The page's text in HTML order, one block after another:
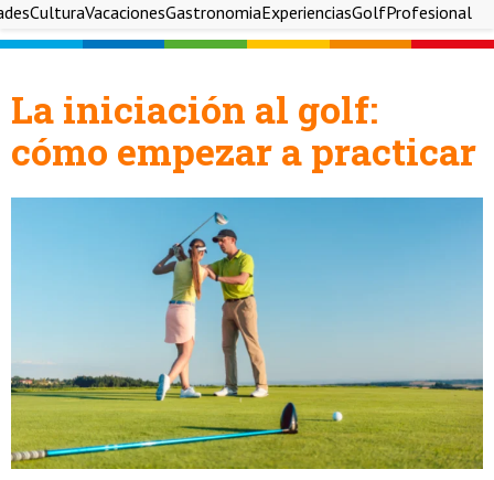
CulturaVacacionesGastronomiaExperienciasGolfProfesional
La iniciación al golf:
cómo empezar a practicar